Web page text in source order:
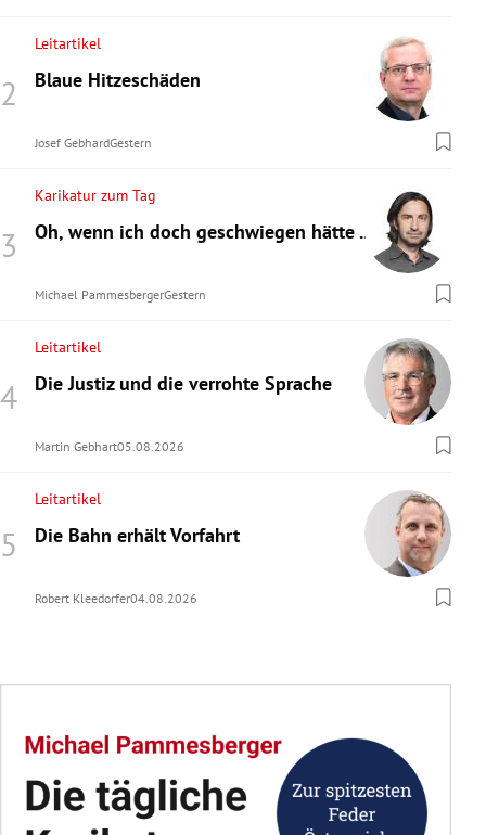
Leitartikel
Blaue Hitzeschäden
Josef GebhardGestern
Karikatur zum Tag
Oh, wenn ich doch geschwiegen hätte ...
Michael PammesbergerGestern
Leitartikel
Die Justiz und die verrohte Sprache
Martin Gebhart05.08.2026
Leitartikel
Die Bahn erhält Vorfahrt
Robert Kleedorfer04.08.2026